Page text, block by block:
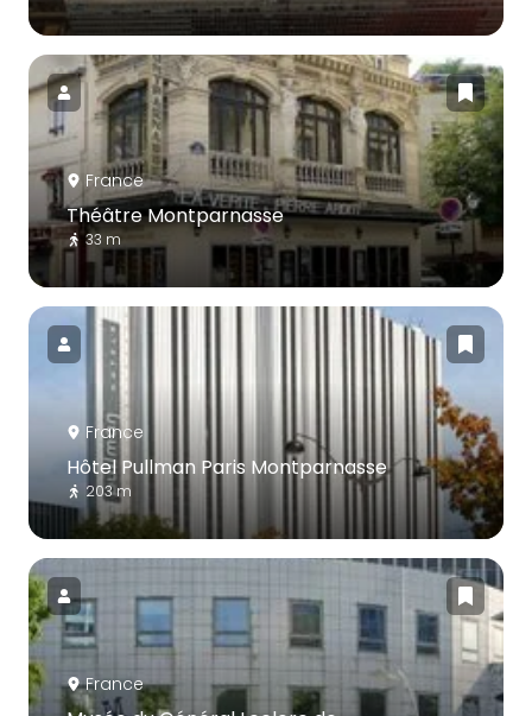
France
Théâtre Montparnasse
33 m
France
Hôtel Pullman Paris Montparnasse
203 m
France